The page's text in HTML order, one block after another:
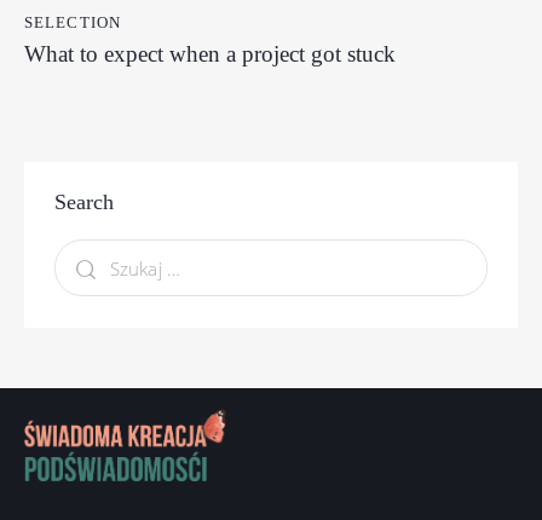
SELECTION
What to expect when a project got stuck
Search